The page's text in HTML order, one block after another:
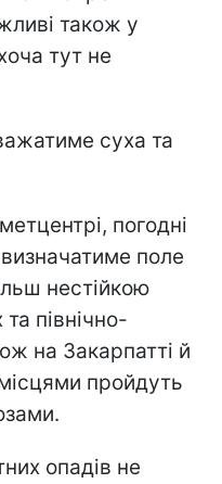
також у
тут не
суха та
погодні
поле
нестійкою
північно-
на Закарпатті й
пройдуть
опадів не